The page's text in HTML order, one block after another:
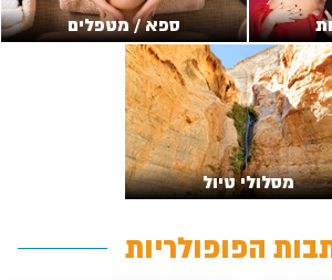
ספא / מטפלים
מסלולי טיול
הפופולריות